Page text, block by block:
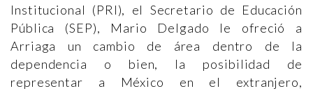
Institucional (PRI), el Secretario de Educación
Pública (SEP), Mario Delgado le ofreció a
Arriaga un cambio de área dentro de la
dependencia o bien, la posibilidad de
representar a México en el extranjero,